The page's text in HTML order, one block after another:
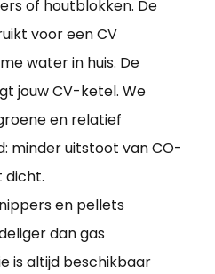
of houtblokken. De
voor een CV
water in huis. De
jouw CV-ketel. We
en relatief
minder uitstoot van CO-
dicht.
en pellets
dan gas
is altijd beschikbaar